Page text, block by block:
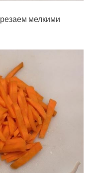
мелкими